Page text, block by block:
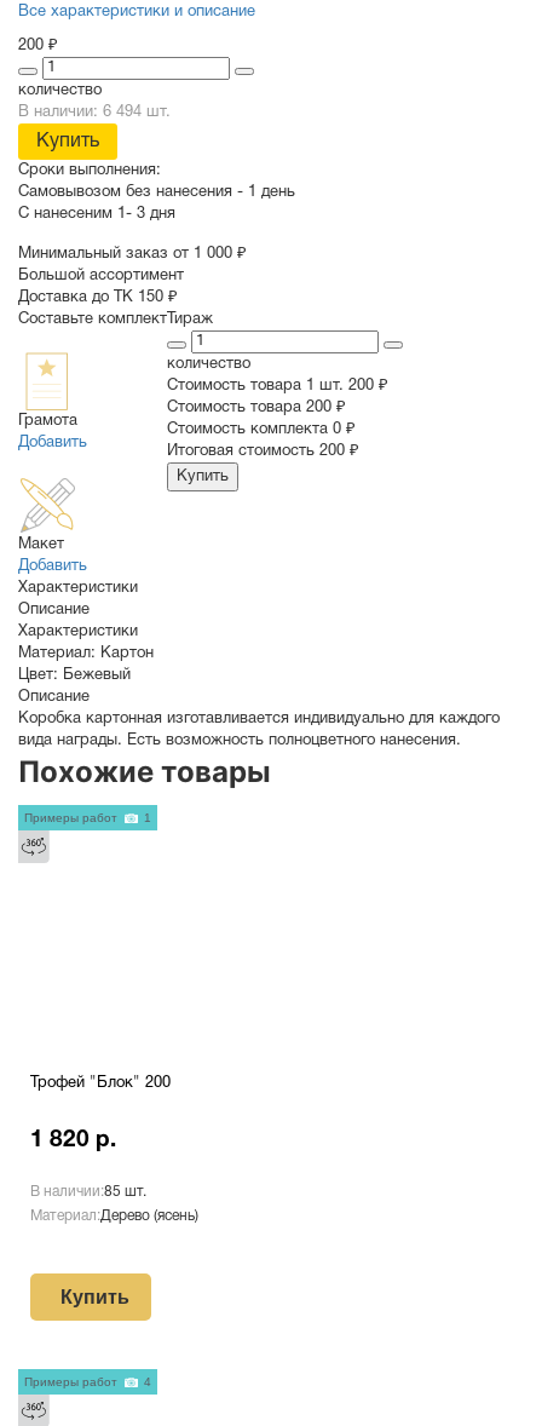
Все характеристики и описание
200 ₽
количество
В наличии: 6 494 шт.
Купить
Сроки выполнения:
Самовывозом без нанесения -
1 день
С нанесеним
1- 3 дня
Минимальный заказ от 1 000 ₽
Большой ассортимент
Доставка до ТК 150 ₽
Составьте комплект
Грамота
Добавить
Макет
Добавить
Тираж
количество
Стоимость товара 1 шт. 200 ₽
Cтоимость товара 200 ₽
Стоимость комплекта 0 ₽
Итоговая стоимость 200 ₽
Купить
Характеристики
Описание
Характеристики
Материал: Картон
Цвет: Бежевый
Описание
Коробка картонная изготавливается индивидуально для каждого
вида награды. Есть возможность полноцветного нанесения.
Похожие товары
Трофей "Блок" 200
1 820 р.
В наличии:85 шт.
Материал:Дерево (ясень)
Купить
Примеры работ 1
Примеры работ 4